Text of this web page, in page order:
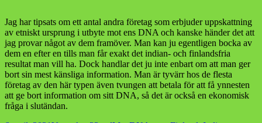
Jag har tipsats om ett antal andra företag som erbjuder uppskattning
av etniskt ursprung i utbyte mot ens DNA och kanske händer det att
jag provar något av dem framöver. Man kan ju egentligen bocka av
dem en efter en tills man får exakt det indian- och finlandsfria
resultat man vill ha. Dock handlar det ju inte enbart om att man ger
bort sin mest känsliga information. Man är tyvärr hos de flesta
företag av den här typen även tvungen att betala för att få ynnesten
att ge bort information om sitt DNA, så det är också en ekonomisk
fråga i slutändan.